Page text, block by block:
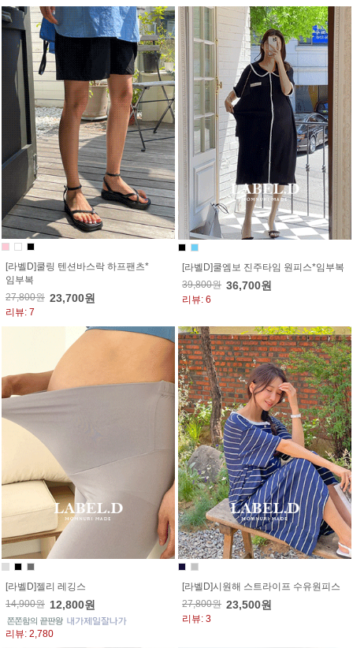
[라벨D]쿨링 텐션바스락 하프팬츠*
임부복
27,800원 23,700원
리뷰: 7
[라벨D]쿨엠보 진주타임 원피스*임부복
39,800원 36,700원
리뷰: 6
[라벨D]젤리 레깅스
14,900원 12,800원
리뷰: 2,780
[라벨D]시원해 스트라이프 수유원피스
27,800원 23,500원
리뷰: 3